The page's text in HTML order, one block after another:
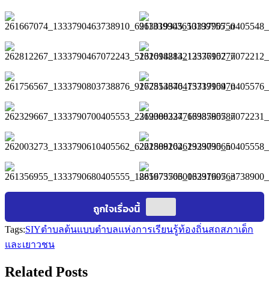
Tags:SIYตำบลต้นแบบตำบลแห่งการเรียนรู้ท้องถิ่นสถสภาเด็ก
และเยาวชน
Related Posts